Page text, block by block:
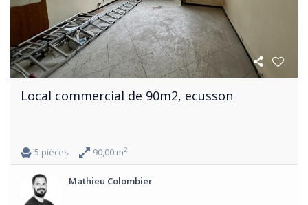
Local commercial de 90m2, ecusson
5 pièces 90,00 m2
Mathieu Colombier